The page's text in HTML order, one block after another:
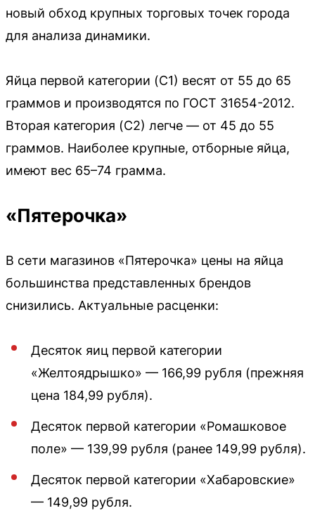
новый обход крупных торговых точек города
для анализа динамики.
Яйца первой категории (С1) весят от 55 до 65
граммов и производятся по ГОСТ 31654-2012.
Вторая категория (С2) легче — от 45 до 55
граммов. Наиболее крупные, отборные яйца,
имеют вес 65–74 грамма.
«Пятерочка»
В сети магазинов «Пятерочка» цены на яйца
большинства представленных брендов
снизились. Актуальные расценки:
Десяток яиц первой категории
«Желтоядрышко» — 166,99 рубля (прежняя
цена 184,99 рубля).
Десяток первой категории «Ромашковое
поле» — 139,99 рубля (ранее 149,99 рубля).
Десяток первой категории «Хабаровские»
— 149,99 рубля.